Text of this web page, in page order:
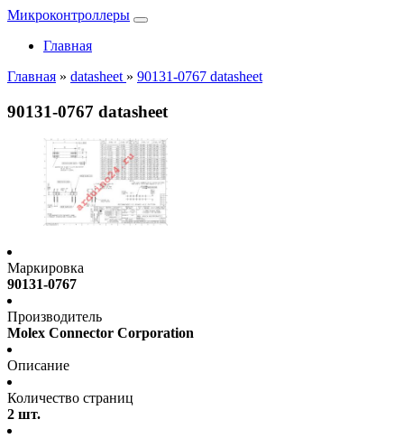
Микроконтроллеры
Главная
Главная » datasheet » 90131-0767 datasheet
90131-0767 datasheet
Маркировка
90131-0767
Производитель
Molex Connector Corporation
Описание
Количество страниц
2 шт.